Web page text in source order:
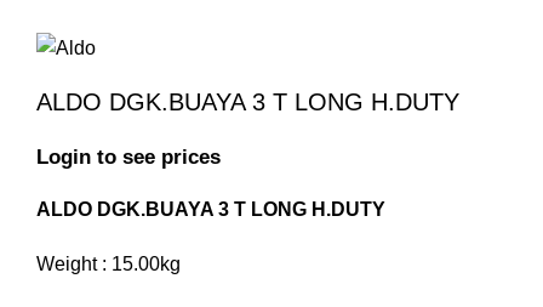
ALDO DGK.BUAYA 3 T LONG H.DUTY
Login to see prices
ALDO DGK.BUAYA 3 T LONG H.DUTY
Weight : 15.00kg